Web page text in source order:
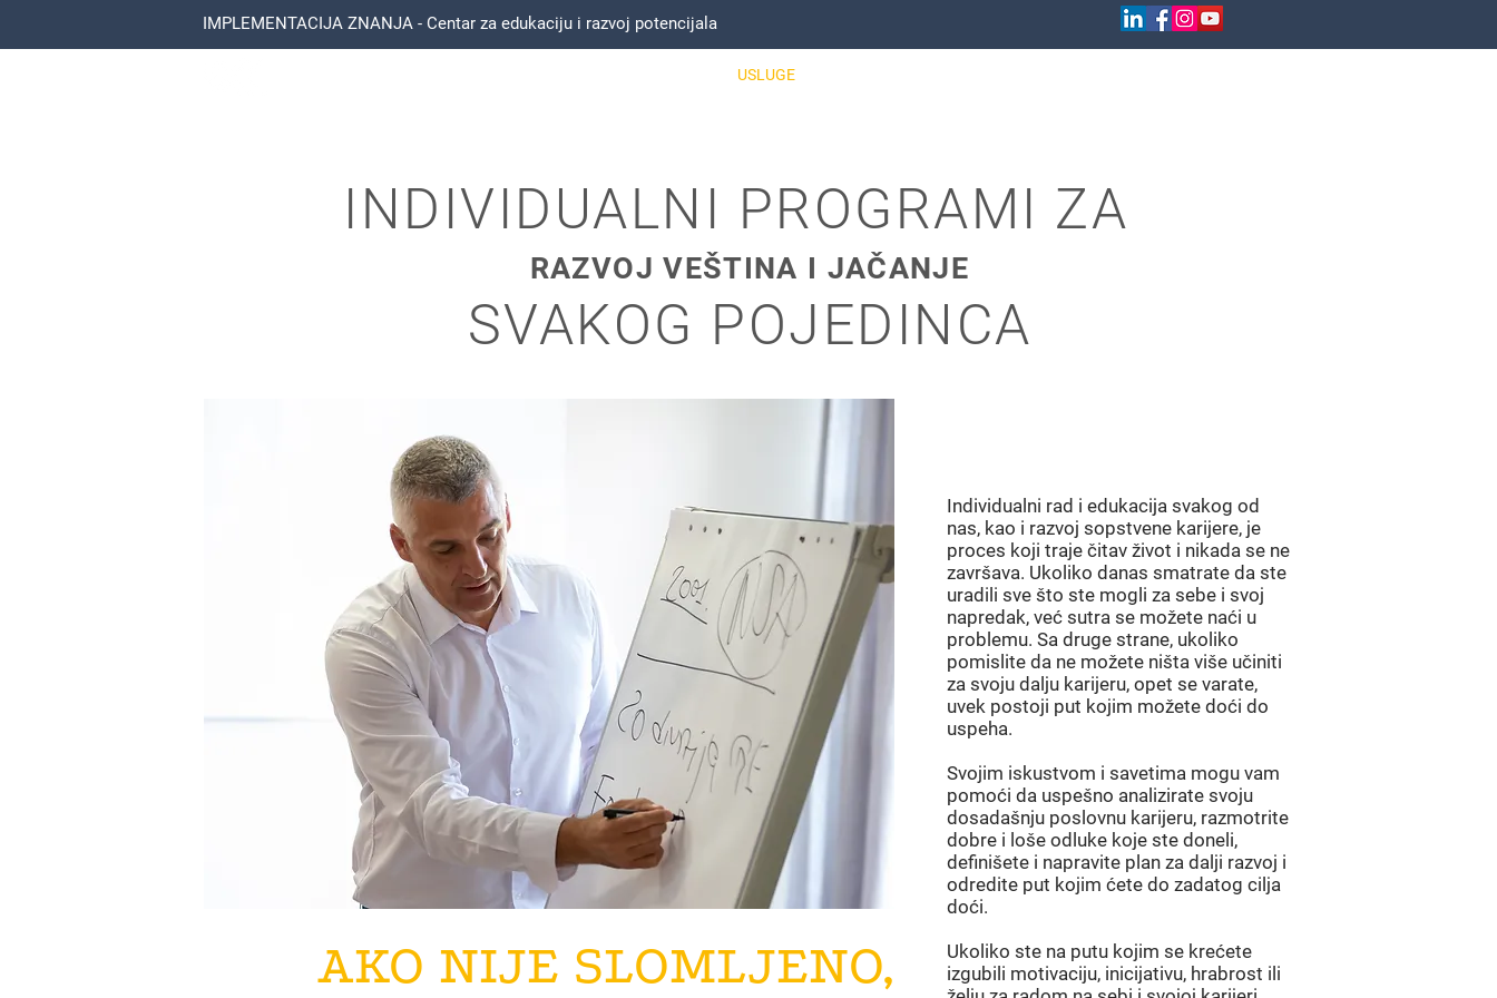
IMPLEMENTACIJA ZNANJA - Centar za edukaciju i razvoj potencijala
USLUGE
INDIVIDUALNI PROGRAMI ZA
RAZVOJ VEŠTINA I JAČANJE
SVAKOG POJEDINCA
AKO NIJE SLOMLJENO,
Individualni rad i edukacija svakog od
nas, kao i razvoj sopstvene karijere, je
proces koji traje čitav život i nikada se ne
završava. Ukoliko danas smatrate da ste
uradili sve što ste mogli za sebe i svoj
napredak, već sutra se možete naći u
problemu. Sa druge strane, ukoliko
pomislite da ne možete ništa više učiniti
za svoju dalju karijeru, opet se varate,
uvek postoji put kojim možete doći do
uspeha.
Svojim iskustvom i savetima mogu vam
pomoći da uspešno analizirate svoju
dosadašnju poslovnu karijeru, razmotrite
dobre i loše odluke koje ste doneli,
definišete i napravite plan za dalji razvoj i
odredite put kojim ćete do zadatog cilja
doći.
Ukoliko ste na putu kojim se krećete
izgubili motivaciju, inicijativu, hrabrost ili